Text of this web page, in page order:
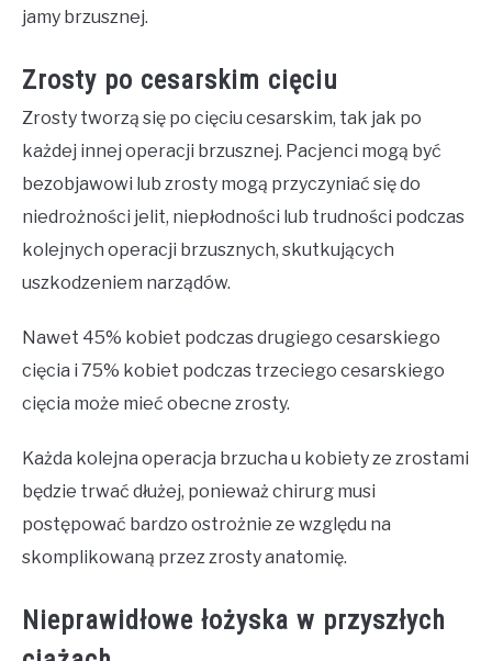
jamy brzusznej.
Zrosty po cesarskim cięciu
Zrosty tworzą się po cięciu cesarskim, tak jak po
każdej innej operacji brzusznej. Pacjenci mogą być
bezobjawowi lub zrosty mogą przyczyniać się do
niedrożności jelit, niepłodności lub trudności podczas
kolejnych operacji brzusznych, skutkujących
uszkodzeniem narządów.
Nawet 45% kobiet podczas drugiego cesarskiego
cięcia i 75% kobiet podczas trzeciego cesarskiego
cięcia może mieć obecne zrosty.
Każda kolejna operacja brzucha u kobiety ze zrostami
będzie trwać dłużej, ponieważ chirurg musi
postępować bardzo ostrożnie ze względu na
skomplikowaną przez zrosty anatomię.
Nieprawidłowe łożyska w przyszłych